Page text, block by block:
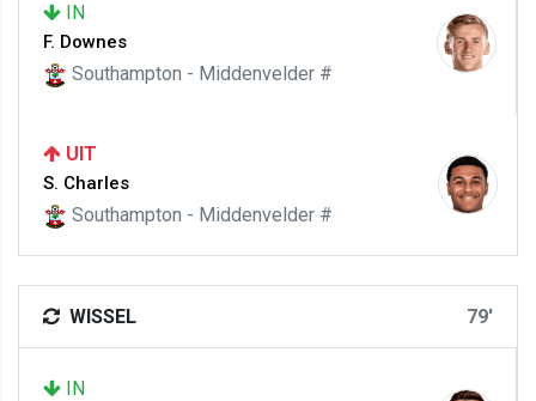
IN
F. Downes
Southampton - Middenvelder #
UIT
S. Charles
Southampton - Middenvelder #
WISSEL 79'
IN